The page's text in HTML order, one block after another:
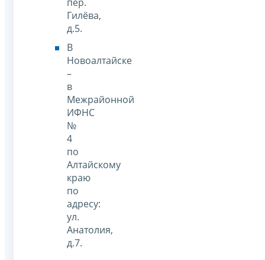
Гилёва,
д.5.
В
Новоалтайске
–
в
Межрайонной
ИФНС
№
4
по
Алтайскому
краю
по
адресу:
ул.
Анатолия,
д.7.